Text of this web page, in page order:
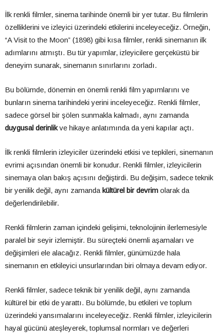
İlk renkli filmler, sinema tarihinde önemli bir yer tutar. Bu filmlerin
özelliklerini ve izleyici üzerindeki etkilerini inceleyeceğiz. Örneğin,
“A Visit to the Moon” (1898) gibi kısa filmler, renkli sinemanın ilk
adımlarını atmıştı. Bu tür yapımlar, izleyicilere gerçeküstü bir
deneyim sunarak, sinemanın sınırlarını zorladı.
Bu bölümde, dönemin en önemli renkli film yapımlarını ve
bunların sinema tarihindeki yerini inceleyeceğiz. Renkli filmler,
sadece görsel bir şölen sunmakla kalmadı, aynı zamanda
duygusal derinlikve hikaye anlatımında da yeni kapılar açtı.
İlk renkli filmlerin izleyiciler üzerindeki etkisi ve tepkileri, sinemanın
evrimi açısından önemli bir konudur. Renkli filmler, izleyicilerin
sinemaya olan bakış açısını değiştirdi. Bu değişim, sadece teknik
bir yenilik değil, aynı zamanda kültürel bir devrim olarak da
değerlendirilebilir.
Renkli filmlerin zaman içindeki gelişimi, teknolojinin ilerlemesiyle
paralel bir seyir izlemiştir. Bu süreçteki önemli aşamaları ve
değişimleri ele alacağız. Renkli filmler, günümüzde hala
sinemanın en etkileyici unsurlarından biri olmaya devam ediyor.
Renkli filmler, sadece teknik bir yenilik değil, aynı zamanda
kültürel bir etki de yarattı. Bu bölümde, bu etkileri ve toplum
üzerindeki yansımalarını inceleyeceğiz. Renkli filmler, izleyicilerin
hayal gücünü ateşleyerek, toplumsal normları ve değerleri